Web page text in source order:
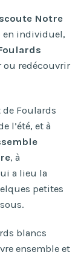
Notre
en individuel,
ou redécouvrir
de Foulards
l’été, et à
, à
a lieu la
petites
blancs
ensemble et